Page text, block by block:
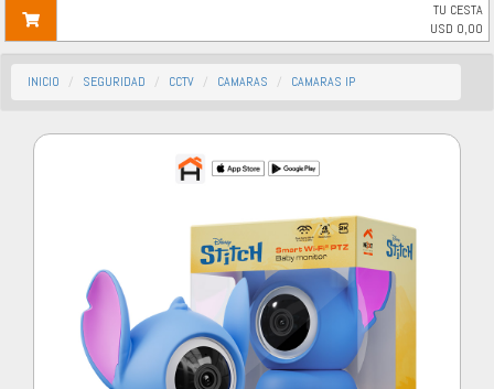
TU CESTA
USD 0,00
INICIO SEGURIDAD CCTV CAMARAS CAMARAS IP